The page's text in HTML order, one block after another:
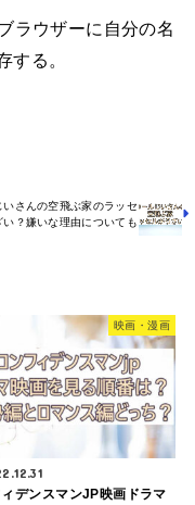
ラウザーに自分の名
する。
いさんの空飛ぶ家のラッセ
い？嫌いな理由についても
映画・漫画
デンスマンJP映画ドラマ